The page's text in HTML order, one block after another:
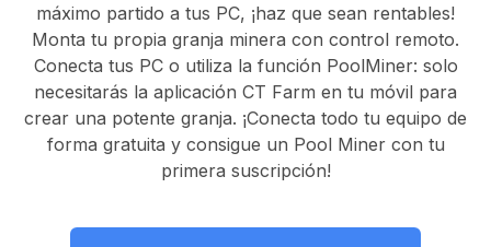
máximo partido a tus PC, ¡haz que sean rentables!
Monta tu propia granja minera con control remoto.
Conecta tus PCo utiliza la función PoolMiner: solo
necesitarás la aplicación CT Farm en tu móvil para
crear una potente granja. ¡Conecta todo tu equipo de
forma gratuita y consigue un Pool Minercon tu
primera suscripción!